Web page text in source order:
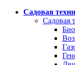
Садовая
Садовая